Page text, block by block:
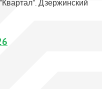
Дзержинский